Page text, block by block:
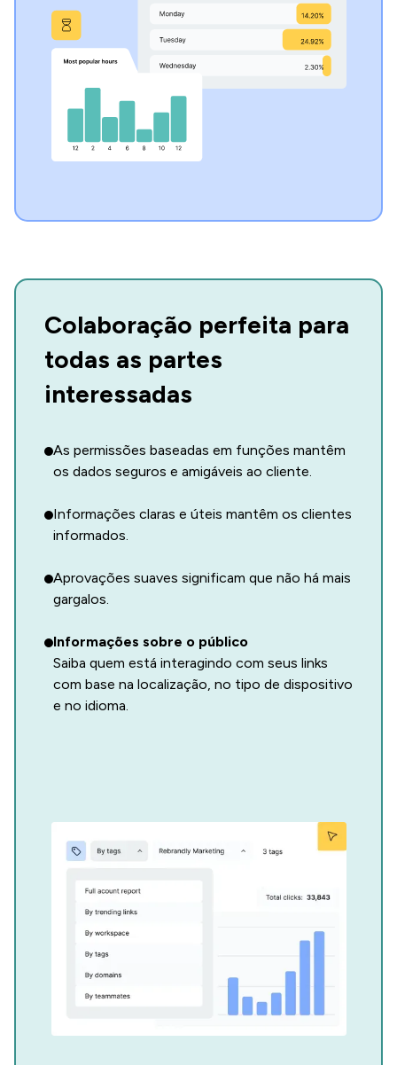
Colaboração perfeita para
todas as partes
interessadas
As permissões baseadas em funções mantêm
os dados seguros e amigáveis ao cliente.
Informações claras e úteis mantêm os clientes
informados.
Aprovações suaves significam que não há mais
gargalos.
Informações sobre o público
Saiba quem está interagindo com seus links
com base na localização, no tipo de dispositivo
e no idioma.